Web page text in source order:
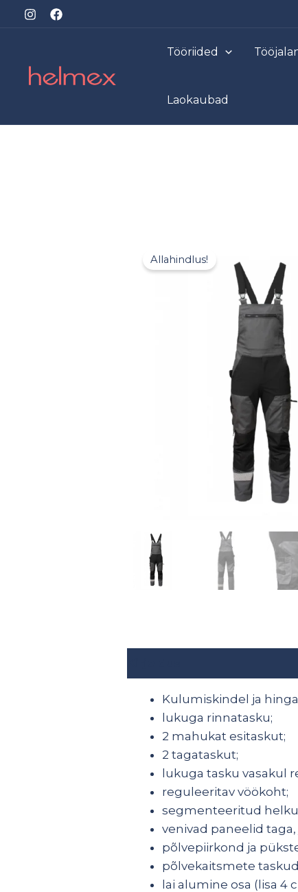
Tööriided
Laokaubad
Allahindlus!
Kulumiskindel ja
lukuga rinnatasku;
2 mahukat esitaskut;
2 tagataskut;
lukuga tasku vasakul
reguleeritav vöökoht;
segmenteeritud
venivad paneelid
põlvepiirkond ja
põlvekaitsmete
lai alumine osa (lisa 4